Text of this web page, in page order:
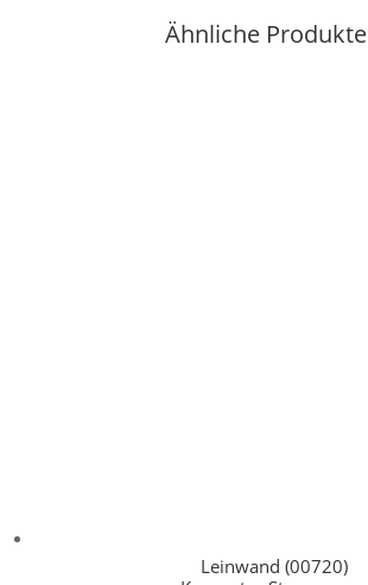
Ähnliche Produkte
Leinwand (00720)